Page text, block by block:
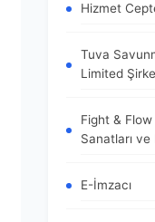
Hizmet
Tuva
Limited
Fight &
Sanatları
E-İmzacı